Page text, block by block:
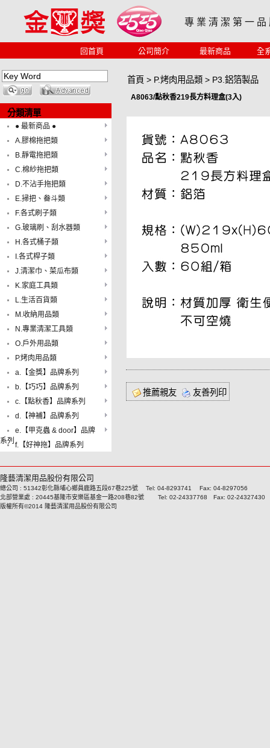
專 業 清 潔 第 一 品
回首頁 公司簡介 最新商品 全
分類清單
● 最新商品 ●
A.膠棉拖把類
B.靜電拖把類
C.棉紗拖把類
D.不沾手拖把類
E.掃把、畚斗類
F.各式刷子類
G.玻璃刷、刮水器類
H.各式桶子類
I.各式桿子類
J.清潔巾、菜瓜布類
K.家庭工具類
L.生活百貨類
M.收納用品類
N.專業清潔工具類
O.戶外用品類
P.烤肉用品類
a.【金獎】品牌系列
b.【巧巧】品牌系列
c.【點秋香】品牌系列
d.【神補】品牌系列
e.【甲克蟲 & door】品牌
系列 f.【好神拖】品牌系列
首頁 > P.烤肉用品類 > P3.鋁箔製品
A8063/點秋香219長方料理盒(3入)
推薦親友 友善列印
隆藝清潔用品股份有限公司
總公司 : 51342彰化縣埔心鄉員鹿路五段67巷225號 Tel: 04-8293741 Fax: 04-8297056
北部營業處 : 20445基隆市安樂區基金一路208巷82號 Tel: 02-24337768 Fax: 02-24327430
版權所有©2014 隆藝清潔用品股份有限公司